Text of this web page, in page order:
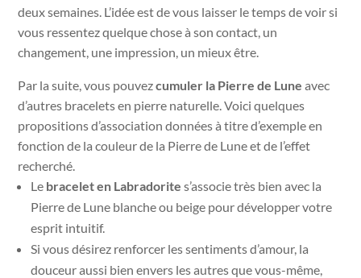
deux semaines. L’idée est de vous laisser le temps de voir si
vous ressentez quelque chose à son contact, un
changement, une impression, un mieux être.
Par la suite, vous pouvezcumuler la Pierre de Lune avec
d’autres bracelets en pierre naturelle. Voici quelques
propositions d’association données à titre d’exemple en
fonction de la couleur de la Pierre de Lune et de l’effet
recherché.
Le bracelet en Labradorite s’associe très bien avec la
Pierre de Lune blanche ou beige pour développer votre
esprit intuitif.
Si vous désirez renforcer les sentiments d’amour, la
douceur aussi bien envers les autres que vous-même,